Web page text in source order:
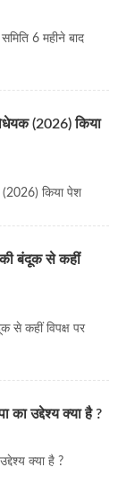
6 महीने बाद
(2026) किया
(2026) किया पेश
बंदूक से कहीं
से कहीं विपक्ष पर
का उद्देश्य क्या है ?
क्या है ?